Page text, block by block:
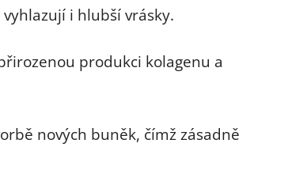
i hlubší vrásky.
produkci kolagenu a
nových buněk, čímž zásadně